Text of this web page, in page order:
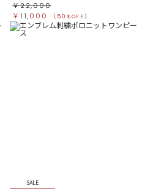
￥22,000
￥11,000
（50%OFF）
SALE